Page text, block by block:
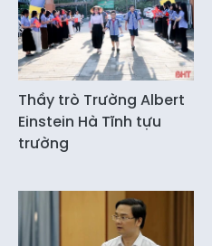
Thầy trò Trường Albert
Einstein Hà Tĩnh tựu
trường